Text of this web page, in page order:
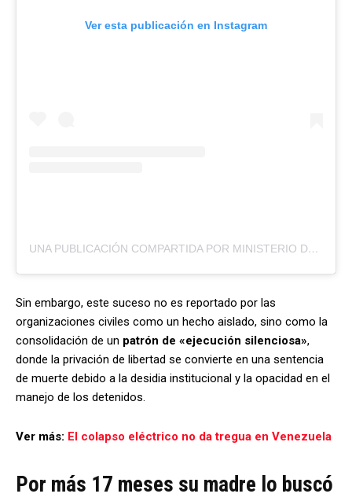
Ver esta publicación en Instagram
UNA PUBLICACIÓN COMPARTIDA POR MINISTERIO DEL P.P PARA EL SERVICIO PENITENCIARIO (@MINSERVICIOPENITENCIARIO_VE)
Sin embargo, este suceso no es reportado por las
organizaciones civiles como un hecho aislado, sino como la
consolidación de un patrón de «ejecución silenciosa»,
donde la privación de libertad se convierte en una sentencia
de muerte debido a la desidia institucional y la opacidad en el
manejo de los detenidos.
Ver más: El colapso eléctrico no da tregua en Venezuela
Por más 17 meses su madre lo buscó